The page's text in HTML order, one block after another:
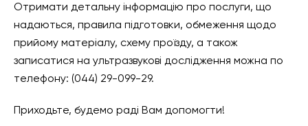
Отримати детальну інформацію про послуги, що
надаються, правила підготовки, обмеження щодо
прийому матеріалу, схему проїзду, а також
записатися на ультразвукові дослідження можна по
телефону: (044) 29-099-29.
Приходьте, будемо раді Вам допомогти!